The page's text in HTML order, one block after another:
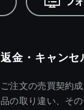
返金・キャンセ
ご注文の売買契約
品の取り違い、そ